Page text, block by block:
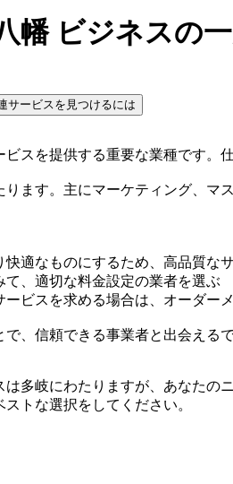
幡 ビジネスの
サービスを見つけるには
スを提供する重要な業種です。
ります。主にマーケティング、
適なものにするため、高品質な
、適切な料金設定の業者を選ぶ
ビスを求める場合は、オーダ
、信頼できる事業者と出会えるで
多岐にわたりますが、あなたの
トな選択をしてください。